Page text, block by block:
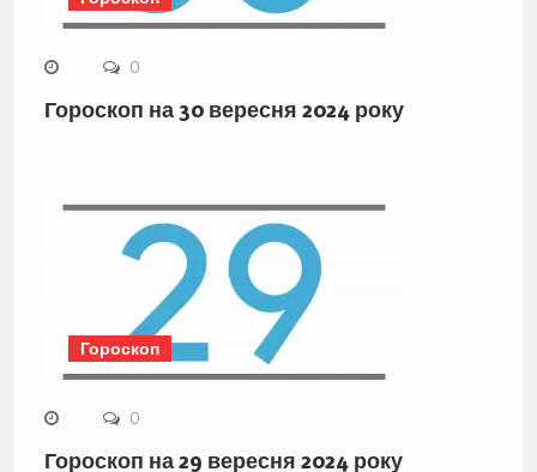
0
Гороскоп на 30 вересня 2024 року
Гороскоп
0
Гороскоп на 29 вересня 2024 року